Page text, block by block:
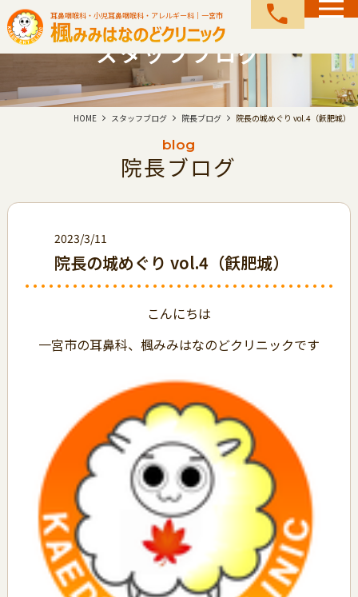
耳鼻咽喉科・小児耳鼻咽喉科・アレルギー科｜一宮市 call
スタッフブログ
HOME スタッフブログ 院長ブログ 院長の城めぐり vol.4（飫肥城）
blog
院長ブログ
2023/3/11
院長の城めぐり vol.4（飫肥城）
こんにちは
一宮市の耳鼻科、楓みみはなのどクリニックです